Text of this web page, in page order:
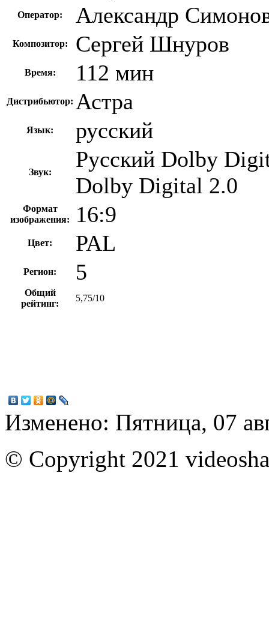
Оператор: Александр
Композитор: Сергей Шнуров
Время: 112 мин
Дистрибьютор: Астра
Язык: русский
Звук:
Русский Dolby
Dolby Digital 2.0
Формат
изображения:
16:9
Цвет: PAL
Регион: 5
Общий
рейтинг:
5,75/10
Изменено: Пятница, 07
© Copyright 2021